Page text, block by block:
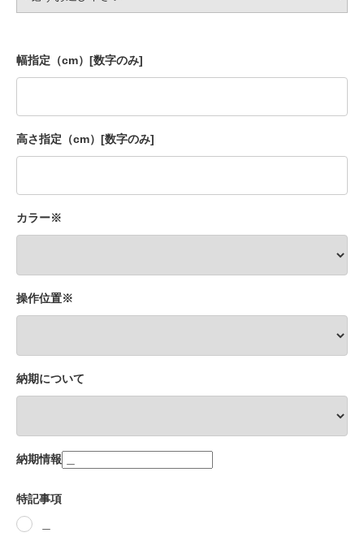
幅指定（cm）[数字のみ]
高さ指定（cm）[数字のみ]
カラー※
操作位置※
納期について
納期情報
特記事項